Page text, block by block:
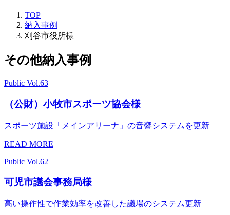
TOP
納入事例
刈谷市役所様
その他納入事例
Public Vol.63
（公財）小牧市スポーツ協会様
スポーツ施設「メインアリーナ」の音響システムを更新
READ MORE
Public Vol.62
可児市議会事務局様
高い操作性で作業効率を改善した議場のシステム更新